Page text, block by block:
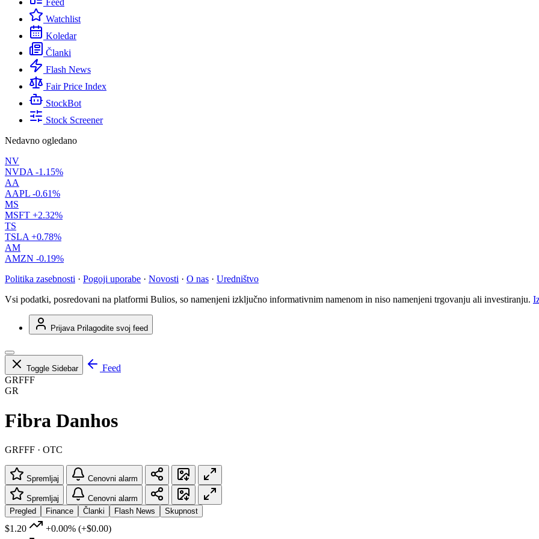
Feed
Watchlist
Koledar
Članki
Flash News
Fair Price Index
StockBot
Stock Screener
Nedavno ogledano
NV
NVDA -1.15%
AA
AAPL -0.61%
MS
MSFT +2.32%
TS
TSLA +0.78%
AM
AMZN -0.19%
Politika zasebnosti · Pogoji uporabe · Novosti · O nas · Uredništvo
Vsi podatki, posredovani na platformi Bulios, so namenjeni izključno informativnim namenom in niso namenjeni trgovanju ali investiranju.
Prijava Prilagodite svoj feed
Toggle Sidebar
Feed
GRFFF
GR
Fibra Danhos
GRFFF · OTC
Spremljaj Cenovni alarm
Spremljaj
Cenovni alarm
Pregled
Finance Članki Flash News Skupnost
$1.20 +0.00% (+$0.00)